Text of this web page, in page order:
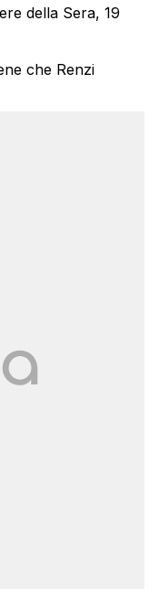
della Sera, 19
che Renzi